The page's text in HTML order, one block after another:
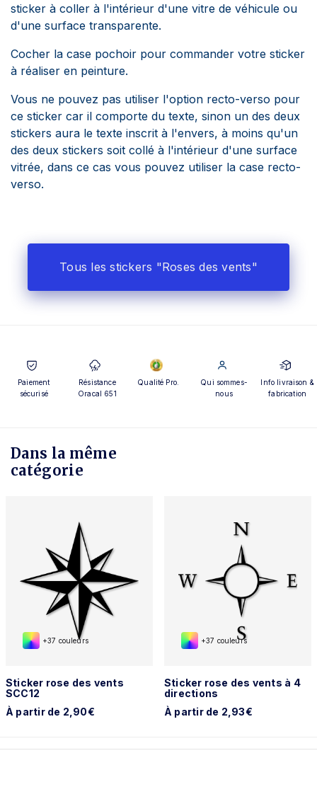
sticker à coller à l'intérieur d'une vitre de véhicule ou
d'une surface transparente.
Cocher la case pochoir pour commander votre sticker
à réaliser en peinture.
Vous ne pouvez pas utiliser l'option recto-verso pour
ce sticker car il comporte du texte, sinon un des deux
stickers aura le texte inscrit à l'envers, à moins qu'un
des deux stickers soit collé à l'intérieur d'une surface
vitrée, dans ce cas vous pouvez utiliser la case recto-
verso.
Tous les stickers "Roses des vents"
Paiement
sécurisé
Résistance
Oracal 651
Qualité Pro.
Qui sommes-
nous
Info livraison &
fabrication
Dans la même
catégorie
+37 couleurs
Sticker rose des vents
SCC12
À partir de 2,90€
+37 couleurs
Sticker rose des vents à 4
directions
À partir de 2,93€